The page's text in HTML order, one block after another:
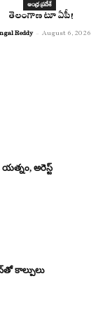
ఆంధ్ర ప్రదేశ్
తెలంగాణ టూ ఏపీ!
Reddy - August 6, 2026
అరెస్ట్
కాల్పులు